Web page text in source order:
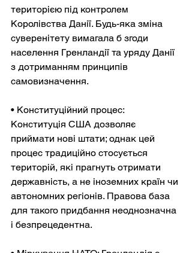
територією під контролем
Королівства Данії. Будь-яка зміна
суверенітету вимагала б згоди
населення Гренландії та уряду Данії
з дотриманням принципів
самовизначення.
• Конституційний процес:
Конституція США дозволяє
приймати нові штати; однак цей
процес традиційно стосується
територій, які прагнуть отримати
державність, а не іноземних країн чи
автономних регіонів. Правова база
для такого придбання неоднозначна
і безпрецедентна.